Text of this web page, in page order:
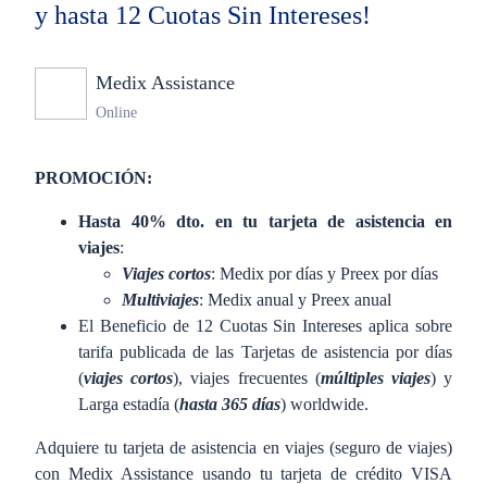
y hasta 12 Cuotas Sin Intereses!
Medix Assistance
Online
PROMOCIÓN:
Hasta 40% dto. en tu tarjeta de asistencia en
viajes:
Viajes cortos: Medix por días y Preex por días
Multiviajes: Medix anual y Preex anual
El Beneficio de 12 Cuotas Sin Intereses aplica sobre
tarifa publicada de las Tarjetas de asistencia por días
(viajes cortos), viajes frecuentes (múltiples viajes) y
Larga estadía (hasta 365 días) worldwide.
Adquiere tu tarjeta de asistencia en viajes (seguro de viajes)
con Medix Assistance usando tu tarjeta de crédito VISA